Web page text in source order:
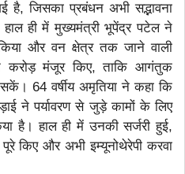
है, जिसका प्रबंधन अभी सद्भावना
हाल ही में मुख्यमंत्री भूपेंद्र पटेल ने
और वन क्षेत्र तक जाने वाली
करोड़ मंजूर किए, ताकि आगंतुक
64 वर्षीय अमृतिया ने कहा कि
ने पर्यावरण से जुड़े कामों के लिए
है। हाल ही में उनकी सर्जरी हुई,
किए और अभी इम्यूनोथेरेपी करवा